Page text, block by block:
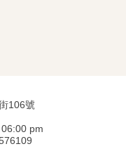
106號
pm